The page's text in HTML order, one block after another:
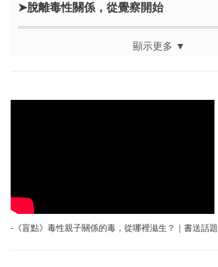
➤脫離毒性關係，從覺察開始
顯示更多 ▼
-《盲點》毒性親子關係的毒，從哪裡滋生？｜書送話題